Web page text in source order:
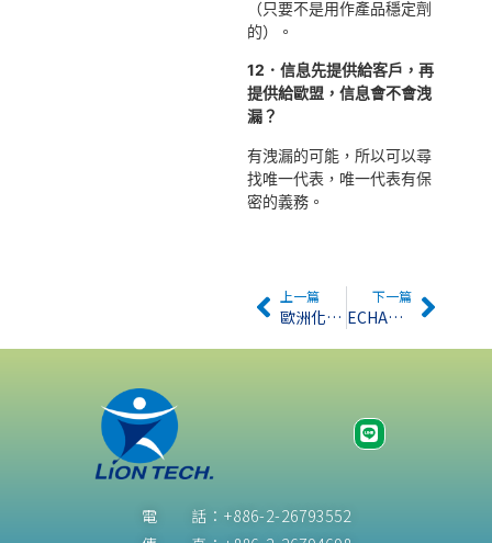
（只要不是用作產品穩定劑
的）。
12．信息先提供給客戶，再
提供給歐盟，信息會不會洩
漏？
有洩漏的可能，所以可以尋
找唯一代表，唯一代表有保
密的義務。
上一篇
歐洲化學總署正式公告15項高關注物質 NO.39/2008
下一篇
ECHA公布可能納入授權清單之7種物質
電 話：+886-2-26793552